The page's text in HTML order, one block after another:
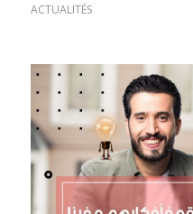
ACTUALITÉS